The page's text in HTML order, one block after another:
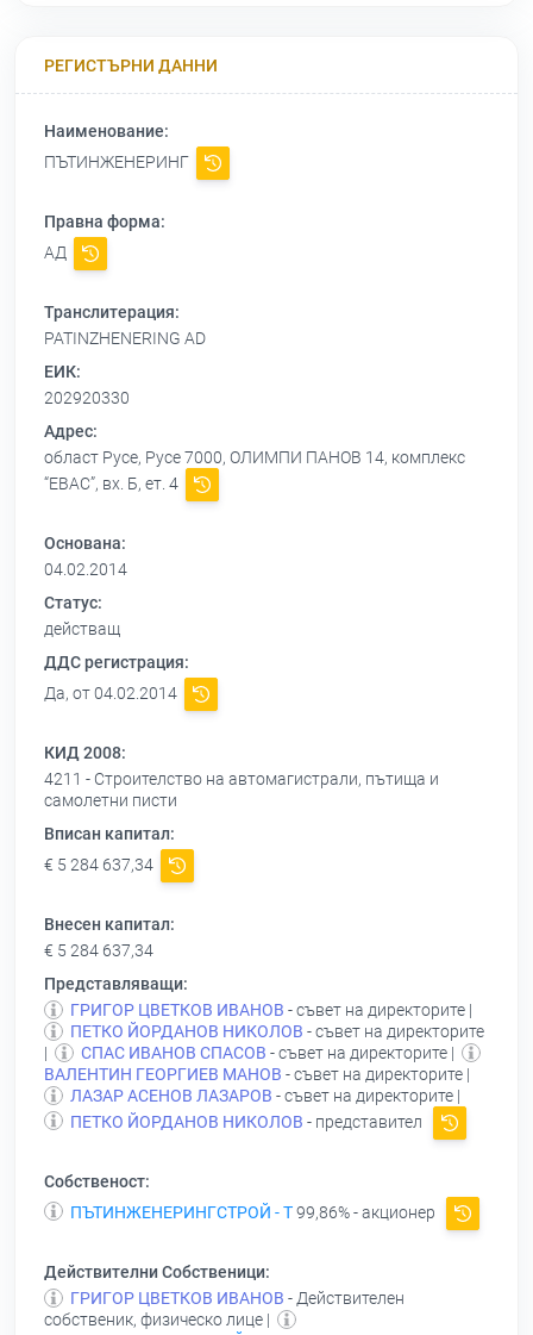
РЕГИСТЪРНИ ДАННИ
Наименование:
ПЪТИНЖЕНЕРИНГ
Правна форма:
АД
Транслитерация:
PATINZHENERING AD
ЕИК:
202920330
Адрес:
област Русе, Русе 7000, ОЛИМПИ ПАНОВ 14, комплекс
“ЕВАС”, вх. Б, ет. 4
Основана:
04.02.2014
Статус:
действащ
ДДС регистрация:
Да, от 04.02.2014
КИД 2008:
4211 - Строителство на автомагистрали, пътища и
самолетни писти
Вписан капитал:
€ 5 284 637,34
Внесен капитал:
€ 5 284 637,34
Представляващи:
ГРИГОР ЦВЕТКОВ ИВАНОВ - съвет на директорите |
ПЕТКО ЙОРДАНОВ НИКОЛОВ - съвет на директорите
|
СПАС ИВАНОВ СПАСОВ - съвет на директорите |
ВАЛЕНТИН ГЕОРГИЕВ МАНОВ - съвет на директорите |
ЛАЗАР АСЕНОВ ЛАЗАРОВ - съвет на директорите |
ПЕТКО ЙОРДАНОВ НИКОЛОВ - представител
Собственост:
ПЪТИНЖЕНЕРИНГСТРОЙ - Т99,86% - акционер
Действителни Собственици:
ГРИГОР ЦВЕТКОВ ИВАНОВ - Действителен
собственик, физическо лице |